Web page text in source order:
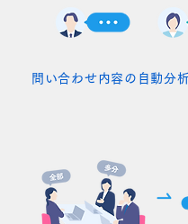
問い合わせ内容の自動分